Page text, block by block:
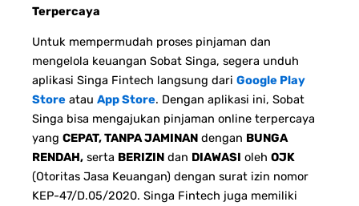
Terpercaya
Untuk mempermudah proses pinjaman dan
mengelola keuangan Sobat Singa, segera unduh
aplikasi Singa Fintech langsung dari Google Play
Store atau App Store. Dengan aplikasi ini, Sobat
Singa bisa mengajukan pinjaman online terpercaya
yang CEPAT, TANPA JAMINAN dengan BUNGA
RENDAH, serta BERIZIN dan DIAWASI oleh OJK
(Otoritas Jasa Keuangan) dengan surat izin nomor
KEP-47/D.05/2020. Singa Fintech juga memiliki